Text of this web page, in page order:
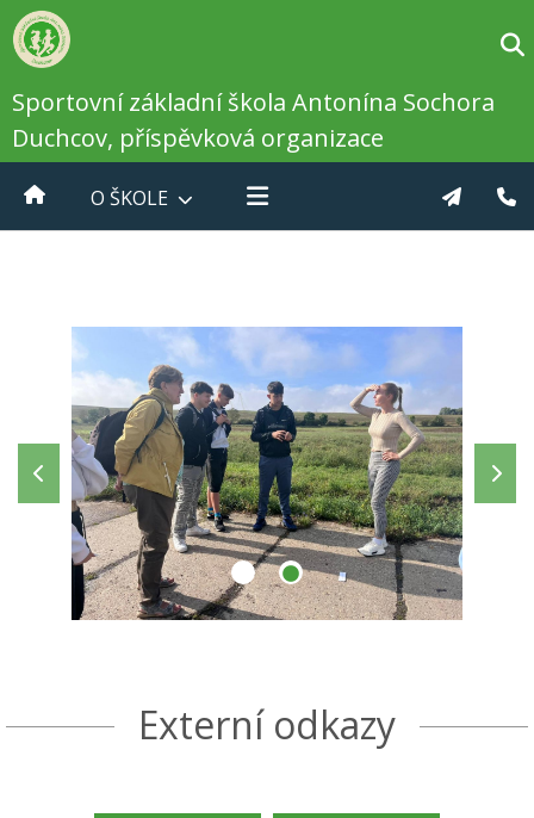
Sportovní základní škola Antonína Sochora
Duchcov, příspěvková organizace
O ŠKOLE
Externí odkazy